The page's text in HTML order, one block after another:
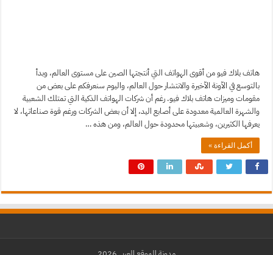
هاتف بلاك فيو من أقوى الهواتف التي أنتجتها الصين على مستوى العالم، وبدأ
بالتوسع في الآونة الآخيرة والانتشار حول العالم، واليوم سنعرفكم على بعض من
مقومات وميزات هاتف بلاك فيو. رغم أن شركات الهواتف الذكية التي تمتلك الشعبية
والشهرة العالمية معدودة على أصابع اليد، إلا أن بعض الشركات ورغم قوة صناعاتها، لا
يعرفها الكثيرين، وشعبيتها محدودة حول العالم، ومن هذه …
أكمل القراءة »